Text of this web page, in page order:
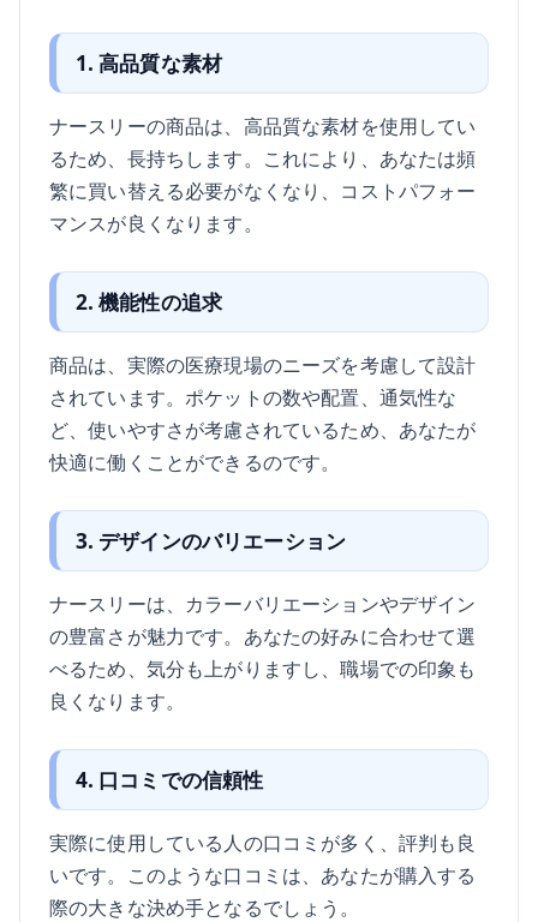
1. 高品質な素材
ナースリーの商品は、高品質な素材を使用してい
るため、長持ちします。これにより、あなたは頻
繁に買い替える必要がなくなり、コストパフォー
マンスが良くなります。
2. 機能性の追求
商品は、実際の医療現場のニーズを考慮して設計
されています。ポケットの数や配置、通気性な
ど、使いやすさが考慮されているため、あなたが
快適に働くことができるのです。
3. デザインのバリエーション
ナースリーは、カラーバリエーションやデザイン
の豊富さが魅力です。あなたの好みに合わせて選
べるため、気分も上がりますし、職場での印象も
良くなります。
4. 口コミでの信頼性
実際に使用している人の口コミが多く、評判も良
いです。このような口コミは、あなたが購入する
際の大きな決め手となるでしょう。